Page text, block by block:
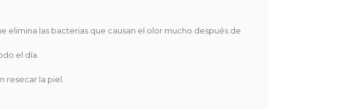
Dimensiones:
las bacterias que causan el olor mucho después de
el día.
resecar la piel.